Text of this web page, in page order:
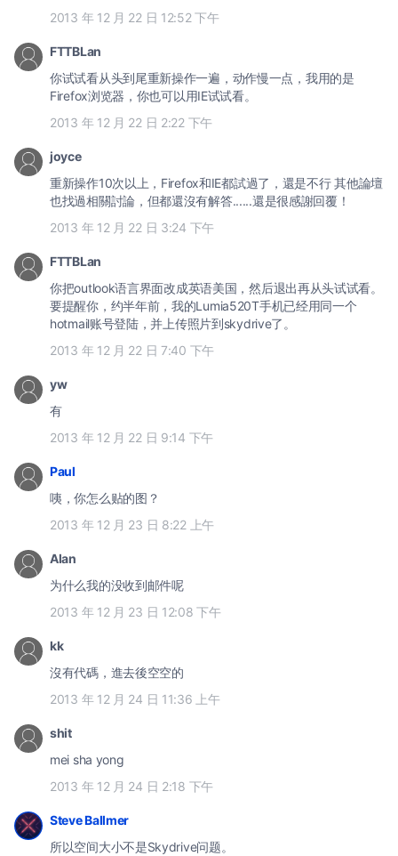
2013 年 12 月 22 日 12:52 下午
FTTBLan
你试试看从头到尾重新操作一遍，动作慢一点，我用的是
Firefox浏览器，你也可以用IE试试看。
2013 年 12 月 22 日 2:22 下午
joyce
重新操作10次以上，Firefox和IE都試過了，還是不行 其他論壇
也找過相關討論，但都還沒有解答......還是很感謝回覆！
2013 年 12 月 22 日 3:24 下午
FTTBLan
你把outlook语言界面改成英语美国，然后退出再从头试试看。
要提醒你，约半年前，我的Lumia520T手机已经用同一个
hotmail账号登陆，并上传照片到skydrive了。
2013 年 12 月 22 日 7:40 下午
yw
有
2013 年 12 月 22 日 9:14 下午
Paul
咦，你怎么贴的图？
2013 年 12 月 23 日 8:22 上午
Alan
为什么我的没收到邮件呢
2013 年 12 月 23 日 12:08 下午
kk
沒有代碼，進去後空空的
2013 年 12 月 24 日 11:36 上午
shit
mei sha yong
2013 年 12 月 24 日 2:18 下午
Steve Ballmer
所以空间大小不是Skydrive问题。